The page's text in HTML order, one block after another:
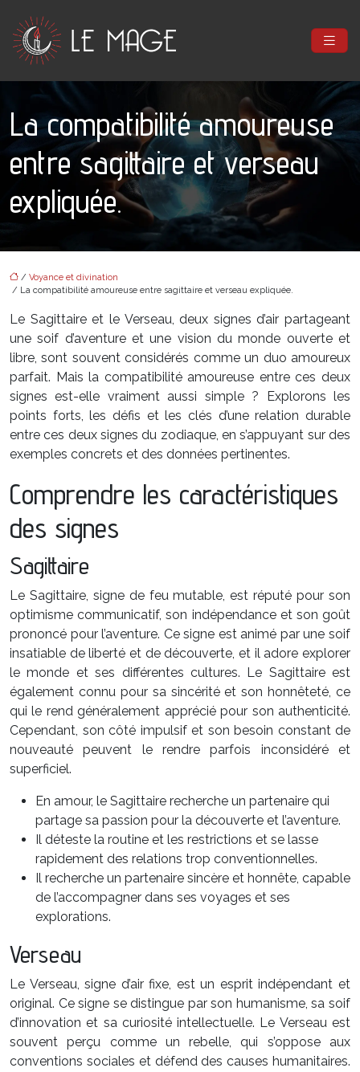
La compatibilité amoureuse
entre sagittaire et verseau
expliquée.
/ Voyance et divination
/ La compatibilité amoureuse entre sagittaire et verseau expliquée.
Le Sagittaire et le Verseau, deux signes d’air partageant
une soif d’aventure et une vision du monde ouverte et
libre, sont souvent considérés comme un duo amoureux
parfait. Mais la compatibilité amoureuse entre ces deux
signes est-elle vraiment aussi simple ? Explorons les
points forts, les défis et les clés d’une relation durable
entre ces deux signes du zodiaque, en s’appuyant sur des
exemples concrets et des données pertinentes.
Comprendre les caractéristiques
des signes
Sagittaire
Le Sagittaire, signe de feu mutable, est réputé pour son
optimisme communicatif, son indépendance et son goût
prononcé pour l’aventure. Ce signe est animé par une soif
insatiable de liberté et de découverte, et il adore explorer
le monde et ses différentes cultures. Le Sagittaire est
également connu pour sa sincérité et son honnêteté, ce
qui le rend généralement apprécié pour son authenticité.
Cependant, son côté impulsif et son besoin constant de
nouveauté peuvent le rendre parfois inconsidéré et
superficiel.
En amour, le Sagittaire recherche un partenaire qui
partage sa passion pour la découverte et l’aventure.
Il déteste la routine et les restrictions et se lasse
rapidement des relations trop conventionnelles.
Il recherche un partenaire sincère et honnête, capable
de l’accompagner dans ses voyages et ses
explorations.
Verseau
Le Verseau, signe d’air fixe, est un esprit indépendant et
original. Ce signe se distingue par son humanisme, sa soif
d’innovation et sa curiosité intellectuelle. Le Verseau est
souvent perçu comme un rebelle, qui s’oppose aux
conventions sociales et défend des causes humanitaires.